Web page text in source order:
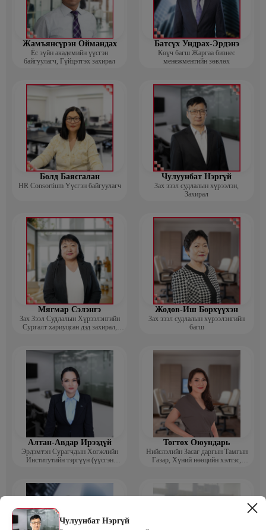
Чулуунбат Нэргүй
Жамъянсүрэн Оймандах
Ёс зүйн академийн үүсгэн
байгуулагч, Гүйцэтгэх захирал
Батсүх Ундрах-Эрдэнэ
Көүч багш Жаргаа бизнес
менежментийн зөвлөх
Болд Баясгалан
HR Consortium Үүсгэн байгуулагч
Чулуунбат Нэргүй
Зах зээл судлалын хүрээлэн,
Захирал
Мягмар Сэлэнгэ
Зах Зээл Судлалын Хүрээлэнгийн
Сургалт хариуцсан дэд захирал,
Жодов-Иш Борхүүхэн
Зах зээл судлалын хүрээлэнгийн
багш
Алтан-Авдар Ирээдүй
Эрдэмтэн Сурагчдын Хөгжлийн
Институтийн тэргүүн (үүсгэн
Тогтох Оюундарь
Нийслэлийн Засаг даргын Тамгын
Газар, Хүний нөөцийн хэлтэс,